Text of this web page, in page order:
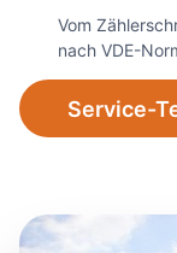
Vom
nach VDE-
Service-